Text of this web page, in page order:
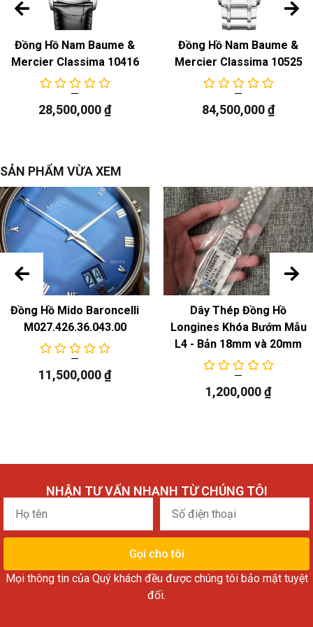
Đồng Hồ Nam Baume &
Mercier Classima 10416
28,500,000₫
Đồng Hồ Nam Baume &
Mercier Classima 10525
84,500,000₫
SẢN PHẨM VỪA XEM
Đồng Hồ Mido Baroncelli
M027.426.36.043.00
11,500,000₫
Dây Thép Đồng Hồ
Longines Khóa Bướm Mẫu
L4 - Bản 18mm và 20mm
1,200,000₫
NHẬN TƯ VẤN NHANH TỪ CHÚNG TÔI
Họ
tên
điện
thoại
Gọi cho tôi
Mọi thông tin của Quý khách đều được chúng tôi bảo mật tuyệt
đối.